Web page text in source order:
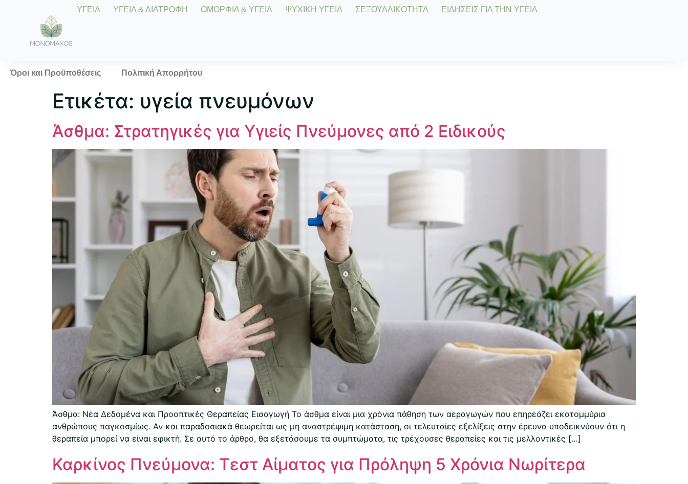
ΥΓΕΙΑ ΥΓΕΙΑ & ΔΙΑΤΡΟΦΗ ΟΜΟΡΦΙΑ & ΥΓΕΙΑ ΨΥΧΙΚΗ ΥΓΕΙΑ ΣΕΞΟΥΑΛΙΚΟΤΗΤΑ ΕΙΔΗΣΕΙΣ ΓΙΑ ΤΗΝ ΥΓΕΙΑ
Όροι και Προϋποθέσεις Πολιτική Απορρήτου
Ετικέτα: υγεία πνευμόνων
Άσθμα: Στρατηγικές για Υγιείς Πνεύμονες από 2 Ειδικούς
Άσθμα: Νέα Δεδομένα και Προοπτικές Θεραπείας Εισαγωγή Το άσθμα είναι μια χρόνια πάθηση των αεραγωγών που επηρεάζει εκατομμύρια
ανθρώπους παγκοσμίως. Αν και παραδοσιακά θεωρείται ως μη αναστρέψιμη κατάσταση, οι τελευταίες εξελίξεις στην έρευνα υποδεικνύουν ότι η
θεραπεία μπορεί να είναι εφικτή. Σε αυτό το άρθρο, θα εξετάσουμε τα συμπτώματα, τις τρέχουσες θεραπείες και τις μελλοντικές […]
Καρκίνος Πνεύμονα: Τεστ Αίματος για Πρόληψη 5 Χρόνια Νωρίτερα